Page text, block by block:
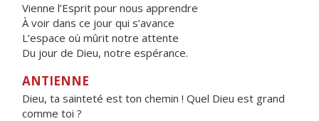
Vienne l’Esprit pour nous apprendre
À voir dans ce jour qui s’avance
L’espace où mûrit notre attente
Du jour de Dieu, notre espérance.
ANTIENNE
Dieu, ta sainteté est ton chemin ! Quel Dieu est grand
comme toi ?